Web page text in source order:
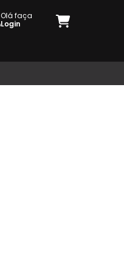
Olá faça
Login